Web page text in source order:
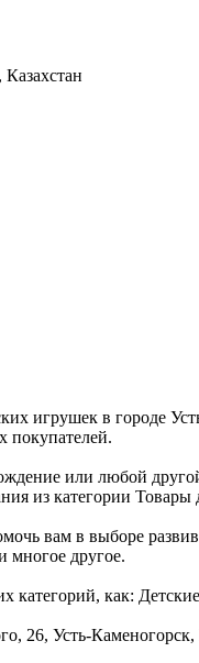
игрушек в городе
покупателей.
или любой
из категории Товары
вам в выборе
многое другое.
категорий, как:
26, Усть-